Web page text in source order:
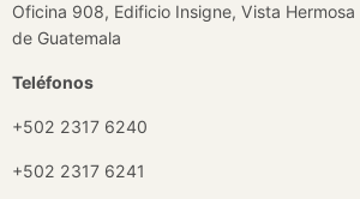
Oficina 908, Edificio Insigne, Vista
de Guatemala
Teléfonos
+502 2317 6240
+502 2317 6241